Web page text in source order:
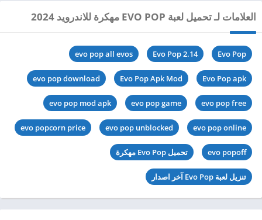
العلامات لـ تحميل لعبة EVO POP مهكرة للاندرويد 2024
Evo Pop
Evo Pop 2.14
evo pop all evos
Evo Pop apk
Evo Pop Apk Mod
evo pop download
evo pop free
evo pop game
evo pop mod apk
evo pop online
evo pop unblocked
evo popcorn price
evo popoff تحميل Evo Pop مهكرة
تنزيل لعبة Evo Pop آخر اصدار